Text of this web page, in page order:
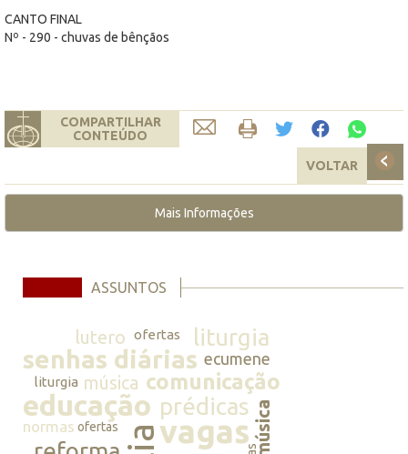
CANTO FINAL
Nº - 290 - chuvas de bênçãos
COMPARTILHAR
CONTEÚDO
VOLTAR
Mais Informações
ASSUNTOS
lutero ofertas liturgia
senhas diárias ecumene
liturgia música comunicação
educação prédicasmúsica
normas ofertas vagas